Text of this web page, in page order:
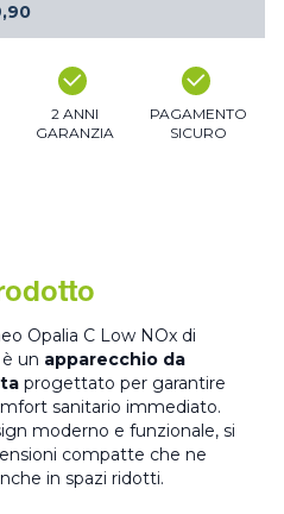
2 ANNI
GARANZIA
PAGAMENTO
SICURO
Opalia C Low NOx di
un apparecchio da
progettato per garantire
sanitario immediato.
moderno e funzionale, si
compatte che ne
in spazi ridotti.